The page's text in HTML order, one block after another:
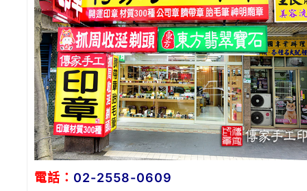
電話： 02-2558-0609